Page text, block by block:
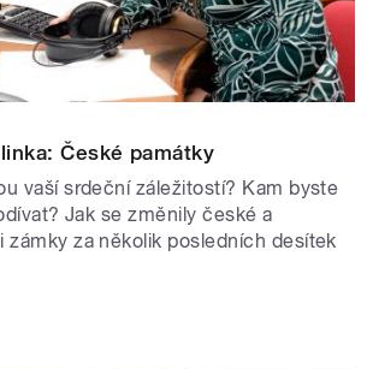
České památky
vaší srdeční záležitostí? Kam byste
Jak se změnily české a
zámky za několik posledních desítek